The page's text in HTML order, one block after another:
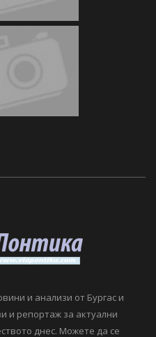
и анализи от Бургас и
и репортаж за актуални
днес. Можете да се